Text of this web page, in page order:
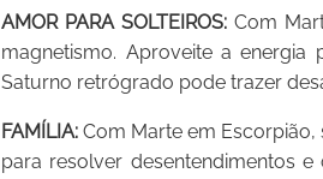
AMOR PARA SOLTEIROS: Com
magnetismo. Aproveite a
Saturno retrógrado pode trazer
FAMÍLIA: Com Marte em
para resolver desentendimentos